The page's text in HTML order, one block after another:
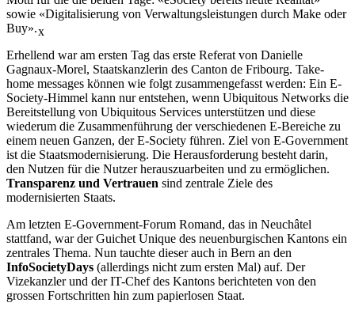
x
sowie «Digitalisierung von Verwaltungsleistungen durch Make oder
Buy».
Erhellend war am ersten Tag das erste Referat von Danielle
Gagnaux-Morel, Staatskanzlerin des Canton de Fribourg. Take-
home messages können wie folgt zusammengefasst werden: Ein E-
Society-Himmel kann nur entstehen, wenn Ubiquitous Networks die
Bereitstellung von Ubiquitous Services unterstützen und diese
wiederum die Zusammenführung der verschiedenen E-Bereiche zu
einem neuen Ganzen, der E-Society führen. Ziel von E-Government
ist die Staatsmodernisierung. Die Herausforderung besteht darin,
den Nutzen für die Nutzer herauszuarbeiten und zu ermöglichen.
Transparenz und Vertrauen sind zentrale Ziele des
modernisierten Staats.
Am letzten E-Government-Forum Romand, das in Neuchâtel
stattfand, war der Guichet Unique des neuenburgischen Kantons ein
zentrales Thema. Nun tauchte dieser auch in Bern an den
InfoSocietyDays (allerdings nicht zum ersten Mal) auf. Der
Vizekanzler und der IT-Chef des Kantons berichteten von den
grossen Fortschritten hin zum papierlosen Staat.